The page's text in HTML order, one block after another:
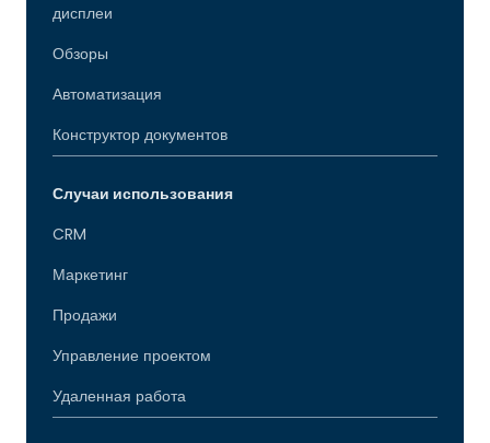
дисплеи
Обзоры
Автоматизация
Конструктор документов
Случаи использования
CRM
Маркетинг
Продажи
Управление проектом
Удаленная работа